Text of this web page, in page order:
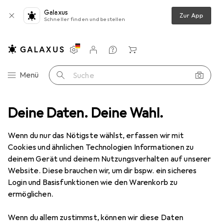
Deine Daten. Deine Wahl.
Wenn du nur das Nötigste wählst, erfassen wir mit
Cookies und ähnlichen Technologien Informationen zu
deinem Gerät und deinem Nutzungsverhalten auf unserer
Website. Diese brauchen wir, um dir bspw. ein sicheres
Login und Basisfunktionen wie den Warenkorb zu
ermöglichen.
Wenn du allem zustimmst, können wir diese Daten
Galaxus
Schneller finden und bestellen Zur App
Navigation nach Kategorien
Menü Suche
Einstellungen
Kundenkonto
Vergleichslisten
Merklisten
Warenkorb
Nägel BRW Hartstahl-Nägel verzinkt 3.6 x 30 mm Pack à 100 Stk.
BRWHartstahl-Nägel verzinkt 3.6 x
30 mm Pack à 100 Stk.
100 Stk., 30 mm
EUR
25,90 EUR
0,26/1Stk.